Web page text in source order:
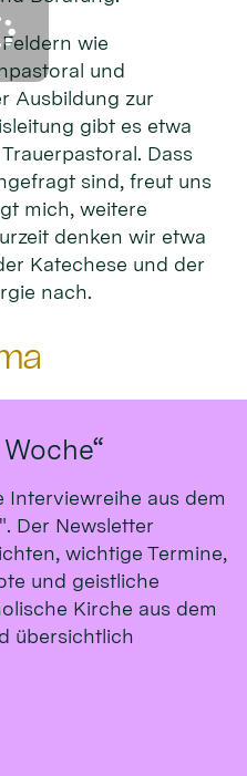
wie
und
Ausbildung zur
gibt es etwa
Dass
sind, freut uns
mich, weitere
denken wir etwa
Katechese und der
nach.
Interviewreihe aus dem
Der Newsletter
wichtige Termine,
und geistliche
Kirche aus dem
übersichtlich